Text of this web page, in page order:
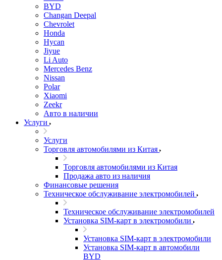
BYD
Changan Deepal
Chevrolet
Honda
Hycan
Jiyue
Li Auto
Mercedes Benz
Nissan
Polar
Xiaomi
Zeekr
Авто в наличии
Услуги
Услуги
Торговля автомобилями из Китая
Торговля автомобилями из Китая
Продажа авто из наличия
Финансовые решения
Техническое обслуживание электромобилей
Техническое обслуживание электромобилей
Установка SIM-карт в электромобили
Установка SIM-карт в электромобили
Установка SIM-карт в автомобили
BYD